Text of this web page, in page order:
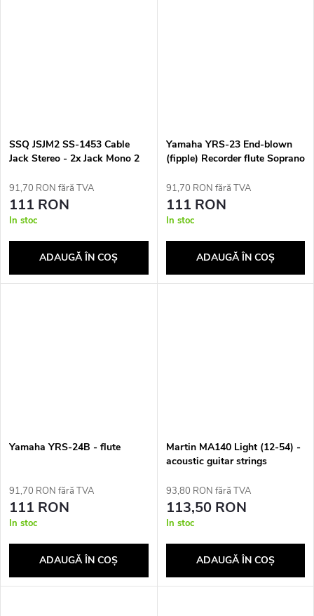
SSQ JSJM2 SS-1453 Cable
Jack Stereo - 2x Jack Mono 2
91,70 RON fără TVA
111 RON
In stoc
ADAUGĂ ÎN COŞ
Yamaha YRS-23 End-blown
(fipple) Recorder flute Soprano
91,70 RON fără TVA
111 RON
In stoc
ADAUGĂ ÎN COŞ
Yamaha YRS-24B - flute
91,70 RON fără TVA
111 RON
In stoc
ADAUGĂ ÎN COŞ
Martin MA140 Light (12-54) -
acoustic guitar strings
93,80 RON fără TVA
113,50 RON
In stoc
ADAUGĂ ÎN COŞ